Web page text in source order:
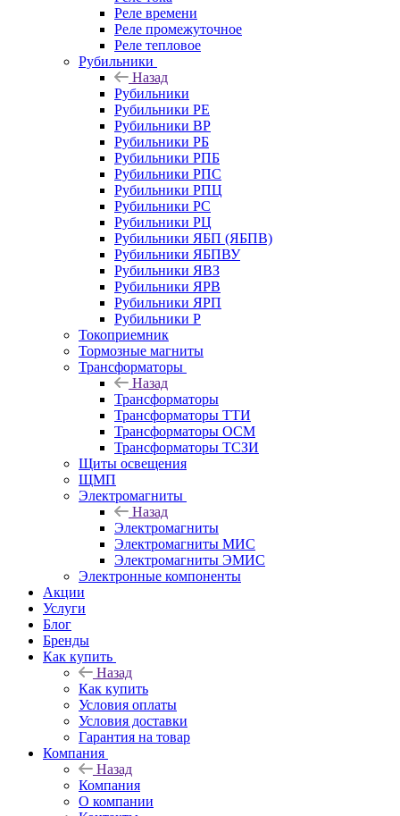
Реле времени
Реле промежуточное
Реле тепловое
Рубильники
Назад
Рубильники
Рубильники РЕ
Рубильники ВР
Рубильники РБ
Рубильники РПБ
Рубильники РПС
Рубильники РПЦ
Рубильники РС
Рубильники РЦ
Рубильники ЯБП (ЯБПВ)
Рубильники ЯБПВУ
Рубильники ЯВЗ
Рубильники ЯРВ
Рубильники ЯРП
Рубильники Р
Токоприемник
Тормозные магниты
Трансформаторы
Назад
Трансформаторы
Трансформаторы ТТИ
Трансформаторы ОСМ
Трансформаторы ТСЗИ
Щиты освещения
ЩМП
Электромагниты
Назад
Электромагниты
Электромагниты МИС
Электромагниты ЭМИС
Электронные компоненты
Акции
Услуги
Блог
Бренды
Как купить
Назад
Как купить
Условия оплаты
Условия доставки
Гарантия на товар
Компания
Назад
Компания
О компании